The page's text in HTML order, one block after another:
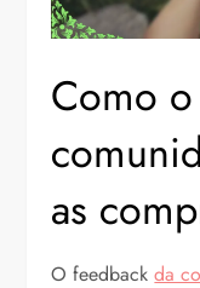
Como
as
O feedbackda